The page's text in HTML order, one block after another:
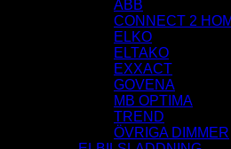
ABB
CONNECT 2
ELKO
ELTAKO
EXXACT
GOVENA
MB OPTIMA
TREND
ÖVRIGA DIMMER